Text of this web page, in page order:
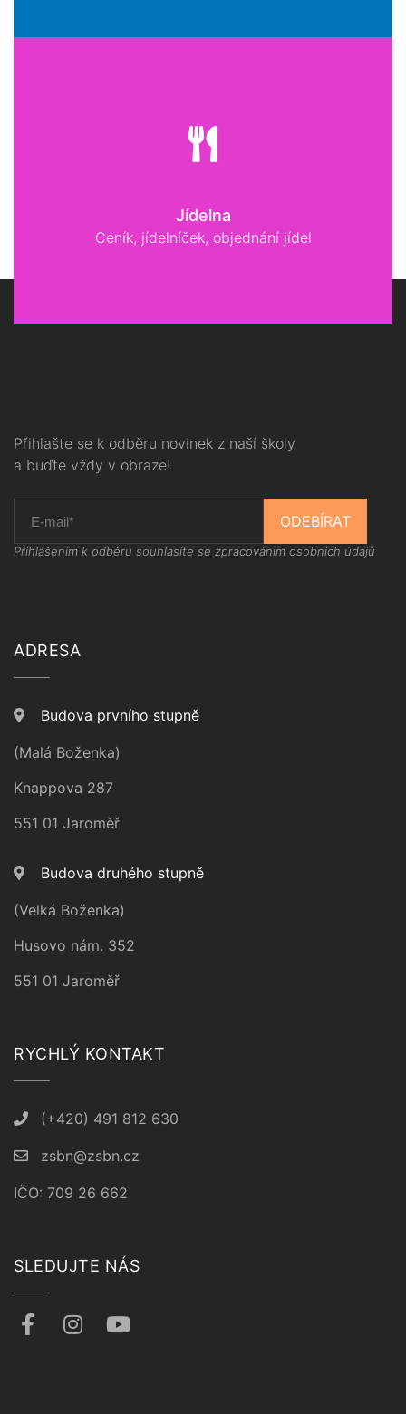
Jídelna
Ceník, jídelníček, objednání jídel
Přihlašte se k odběru novinek z naší školy
a buďte vždy v obraze!
ODEBÍRAT
Přihlášením k odběru souhlasíte se zpracováním osobních údajů
ADRESA
Budova prvního stupně
(Malá Boženka)
Knappova 287
551 01 Jaroměř
Budova druhého stupně
(Velká Boženka)
Husovo nám. 352
551 01 Jaroměř
RYCHLÝ KONTAKT
(+420) 491 812 630
zsbn@zsbn.cz
IČO: 709 26 662
SLEDUJTE NÁS